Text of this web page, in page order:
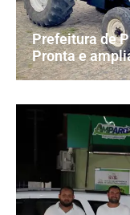
Prefeitura de
Pronta e